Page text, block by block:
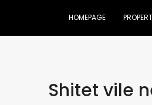
HOMEPAGE
Shitet vile